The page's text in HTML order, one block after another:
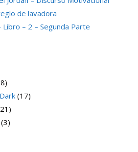
de lavadora
– 2 – Segunda Parte
(17)
(3)